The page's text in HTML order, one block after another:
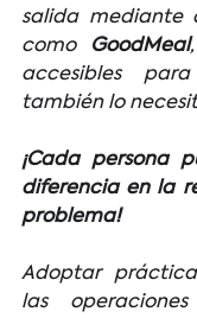
salida mediante
como
GoodMeal
accesibles
también lo
¡Cada persona
diferencia en la
problema!
Adoptar
las